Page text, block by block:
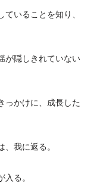
いることを知り、
が隠しきれていない
っかけに、成長した
我に返る。
る。